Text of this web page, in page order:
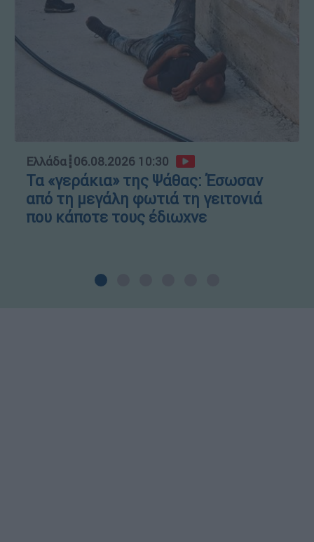
Ελλάδα┋06.08.2026 10:30
Τα «γεράκια» της Ψάθας: Έσωσαν
από τη μεγάλη φωτιά τη γειτονιά
που κάποτε τους έδιωχνε